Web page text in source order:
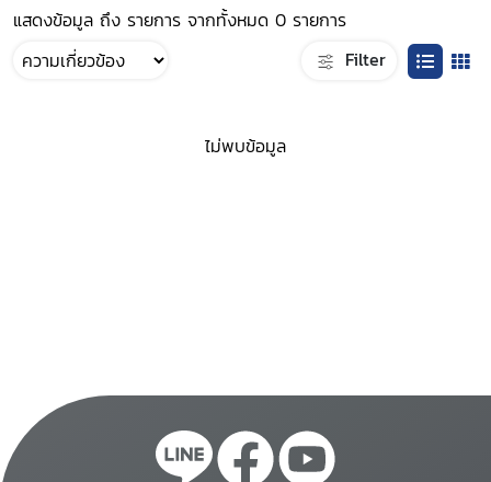
แสดงข้อมูล ถึง รายการ จากทั้งหมด 0 รายการ
Filter
ไม่พบข้อมูล